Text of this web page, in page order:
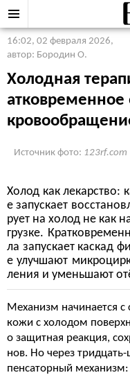
16:02, 02 февраля 2026,
автор: Бородин О.
Холодная
Источник фото: 123rf.com
Холод как лекарство:
е запускает
рует на холод не как
грузке.
ла запускает каскад
е улучшают
ления и уменьшают
Механизм начинается с
кожи с холодом
о защитная реакция,
нов. Но через
пенсаторный механизм: